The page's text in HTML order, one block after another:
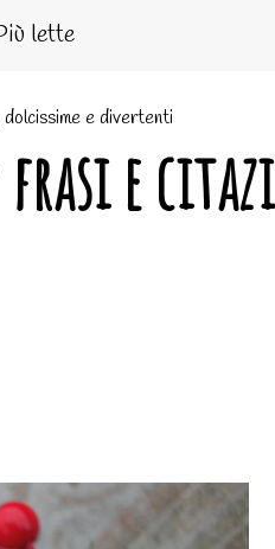
lette
e divertenti
frasi e